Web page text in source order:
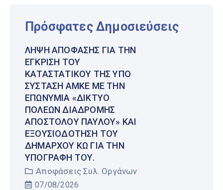
Πρόσφατες Δημοσιεύσεις
ΛΉΨΗ ΑΠΌΦΑΣΗΣ ΓΙΑ ΤΗΝ
ΈΓΚΡΙΣΗ ΤΟΥ
ΚΑΤΑΣΤΑΤΙΚΟΎ ΤΗΣ ΥΠΌ
ΣΎΣΤΑΣΗ ΑΜΚΕ ΜΕ ΤΗΝ
ΕΠΩΝΥΜΊΑ «ΔΊΚΤΥΟ
ΠΌΛΕΩΝ ΔΙΑΔΡΟΜΉΣ
ΑΠΟΣΤΌΛΟΥ ΠΑΎΛΟΥ» ΚΑΙ
ΕΞΟΥΣΙΟΔΌΤΗΣΗ ΤΟΥ
ΔΗΜΆΡΧΟΥ ΚΩ ΓΙΑ ΤΗΝ
ΥΠΟΓΡΑΦΉ ΤΟΥ.
Αποφάσεις Συλ. Οργάνων
07/08/2026